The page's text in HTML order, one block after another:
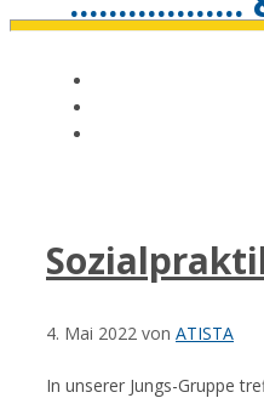
4. Mai 2022 von ATISTA
In unserer Jungs-Gruppe